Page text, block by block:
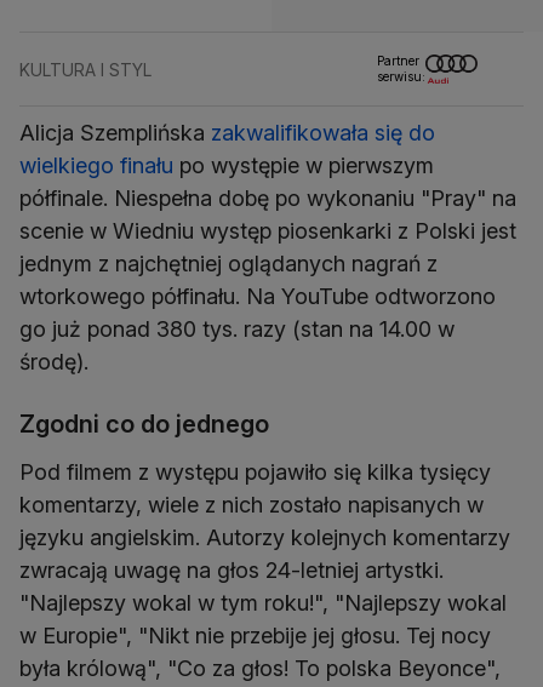
KULTURA I STYL
Partner
serwisu:
Alicja Szemplińska zakwalifikowała się do
wielkiego finału po występie w pierwszym
półfinale. Niespełna dobę po wykonaniu "Pray" na
scenie w Wiedniu występ piosenkarki z Polski jest
jednym z najchętniej oglądanych nagrań z
wtorkowego półfinału. Na YouTube odtworzono
go już ponad 380 tys. razy (stan na 14.00 w
środę).
Zgodni co do jednego
Pod filmem z występu pojawiło się kilka tysięcy
komentarzy, wiele z nich zostało napisanych w
języku angielskim. Autorzy kolejnych komentarzy
zwracają uwagę na głos 24-letniej artystki.
"Najlepszy wokal w tym roku!", "Najlepszy wokal
w Europie", "Nikt nie przebije jej głosu. Tej nocy
była królową", "Co za głos! To polska Beyonce",